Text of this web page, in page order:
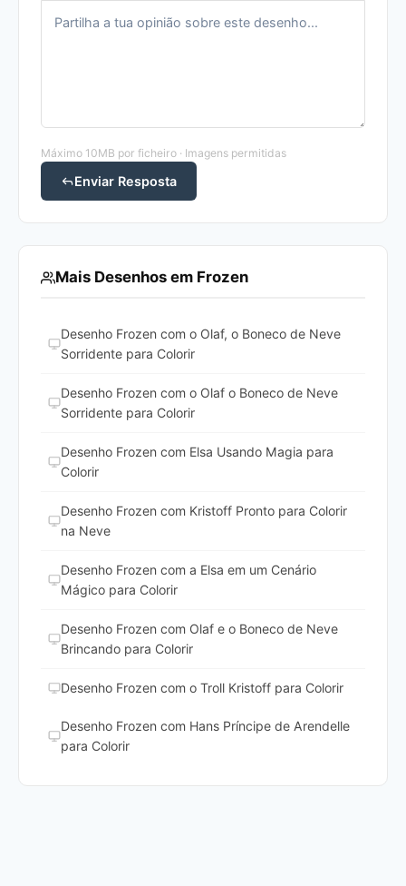
Máximo 10MB por ficheiro · Imagens permitidas
Enviar Resposta
Mais Desenhos em Frozen
Desenho Frozen com o Olaf, o Boneco de Neve
Sorridente para Colorir
Desenho Frozen com o Olaf o Boneco de Neve
Sorridente para Colorir
Desenho Frozen com Elsa Usando Magia para
Colorir
Desenho Frozen com Kristoff Pronto para Colorir
na Neve
Desenho Frozen com a Elsa em um Cenário
Mágico para Colorir
Desenho Frozen com Olaf e o Boneco de Neve
Brincando para Colorir
Desenho Frozen com o Troll Kristoff para Colorir
Desenho Frozen com Hans Príncipe de Arendelle
para Colorir